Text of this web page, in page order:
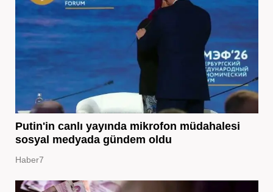
Putin'in canlı yayında mikrofon müdahalesi
sosyal medyada gündem oldu
Haber7